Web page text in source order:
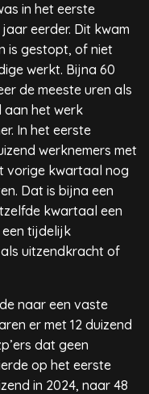
in het eerste
eerder. Dit kwam
is gestopt, of niet
werkt. Bijna 60
de meeste uren als
aan het werk
In het eerste
werknemers met
vorige kwartaal nog
Dat is bijna een
kwartaal een
tijdelijk
uitzendkracht of
naar een vaste
er met 12 duizend
dat geen
op het eerste
in 2024, naar 48